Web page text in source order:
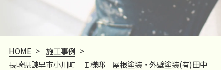
HOME> 施工事例 >
長崎県諫早市小川町 Ｉ様邸 屋根塗装・外壁塗装(有)田中